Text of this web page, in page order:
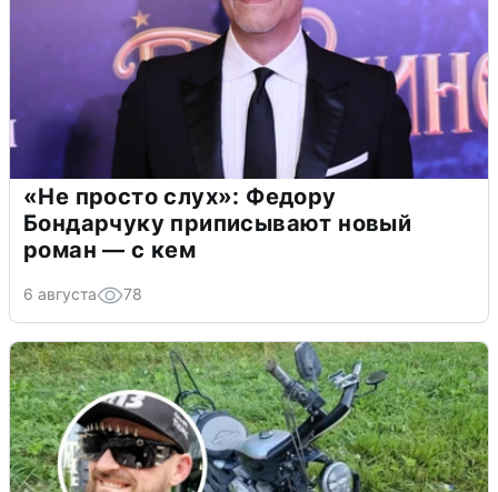
«Не просто слух»: Федору
Бондарчуку приписывают новый
роман — с кем
6 августа 78